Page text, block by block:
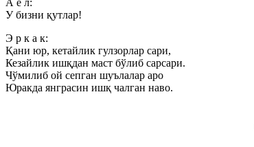
У бизни қутлар!
Э р к а к:
Қани юр, кетайлик гулзорлар сари,
Кезайлик ишқдан маст бўлиб сарсари.
Чўмилиб ой сепган шуълалар аро
Юракда янграсин ишқ чалган наво.